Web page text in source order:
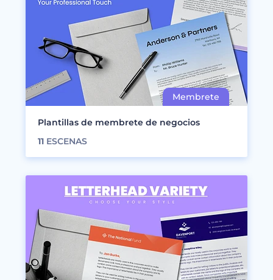
Plantillas de membrete de negocios
11 ESCENAS